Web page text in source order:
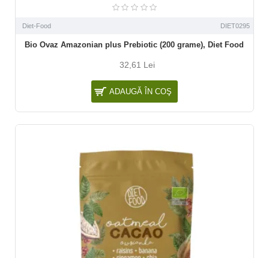
Diet-Food DIET0295
Bio Ovaz Amazonian plus Prebiotic (200 grame), Diet Food
32,61 Lei
ADAUGĂ ÎN COŞ